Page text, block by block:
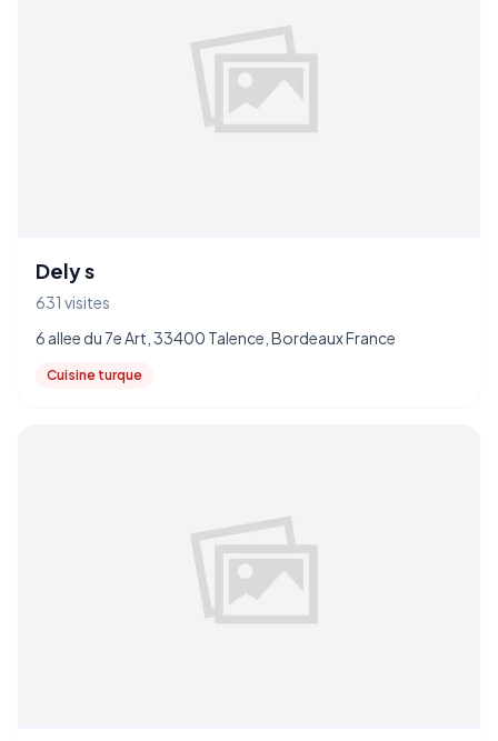
Dely s
631 visites
6 allee du 7e Art, 33400 Talence, Bordeaux France
Cuisine turque